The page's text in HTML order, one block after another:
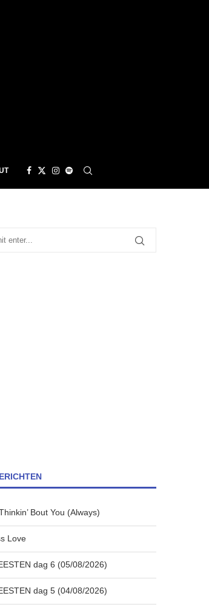
Bout You (Always)
Love
dag 6 (05/08/2026)
dag 5 (04/08/2026)